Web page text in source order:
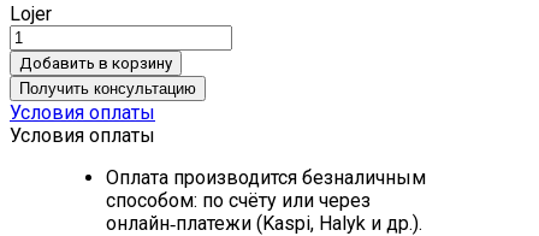
Lojer
Добавить в корзину
Получить консультацию
Условия оплаты
Условия оплаты
Оплата производится безналичным
способом: по счёту или через
онлайн‑платежи (Kaspi, Halyk и др.).